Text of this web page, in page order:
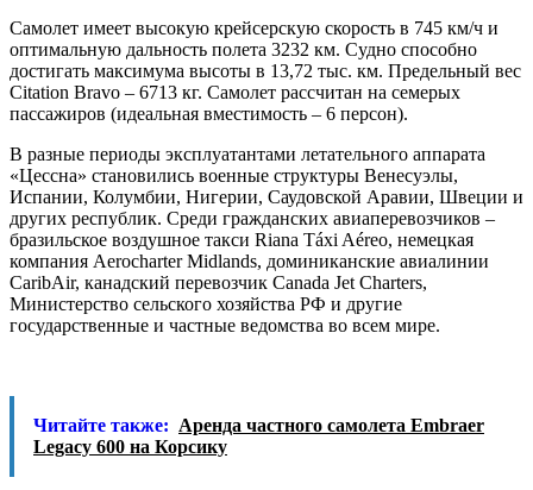
Самолет имеет высокую крейсерскую скорость в 745 км/ч и
оптимальную дальность полета 3232 км. Судно способно
достигать максимума высоты в 13,72 тыс. км. Предельный вес
Citation Bravo – 6713 кг. Самолет рассчитан на семерых
пассажиров (идеальная вместимость – 6 персон).
В разные периоды эксплуатантами летательного аппарата
«Цессна» становились военные структуры Венесуэлы,
Испании, Колумбии, Нигерии, Саудовской Аравии, Швеции и
других республик. Среди гражданских авиаперевозчиков –
бразильское воздушное такси Riana Táxi Aéreo, немецкая
компания Aerocharter Midlands, доминиканские авиалинии
CaribAir, канадский перевозчик Canada Jet Charters,
Министерство сельского хозяйства РФ и другие
государственные и частные ведомства во всем мире.
Читайте также: Аренда частного самолета Embraer
Legacy 600 на Корсику